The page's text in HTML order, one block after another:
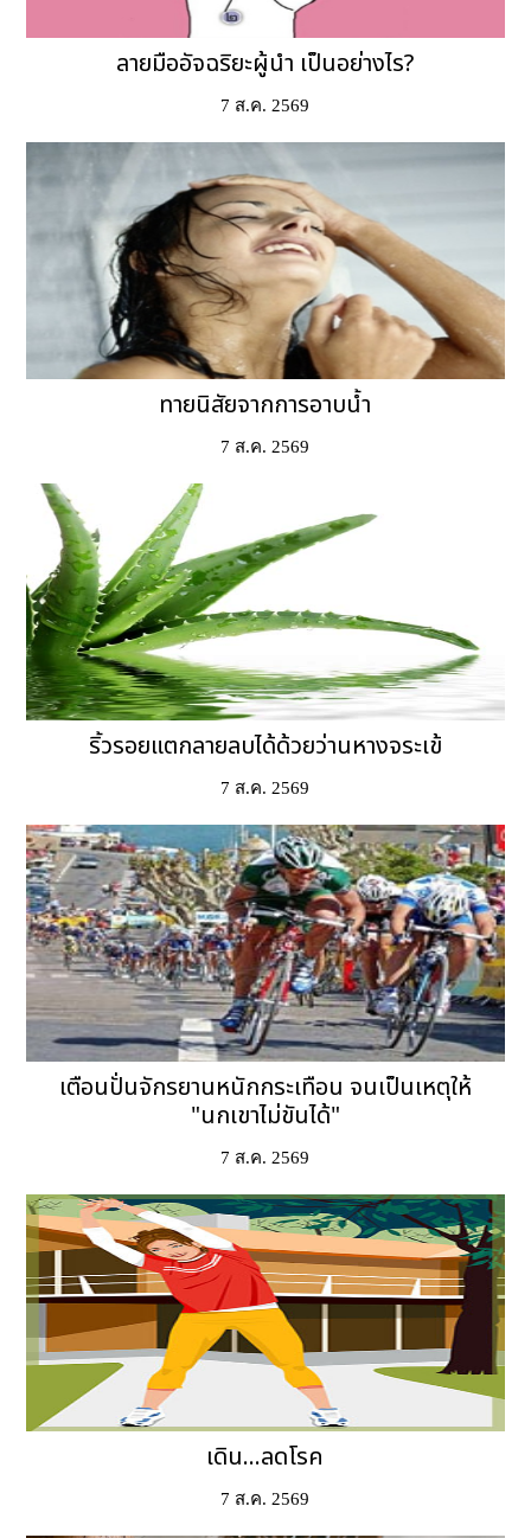
ลายมืออัจฉริยะผู้นำ เป็นอย่างไร?
7 ส.ค. 2569
ทายนิสัยจากการอาบน้ำ
7 ส.ค. 2569
ริ้วรอยแตกลายลบได้ด้วยว่านหางจระเข้
7 ส.ค. 2569
เตือนปั่นจักรยานหนักกระเทือน จนเป็นเหตุให้
"นกเขาไม่ขันได้"
7 ส.ค. 2569
เดิน...ลดโรค
7 ส.ค. 2569